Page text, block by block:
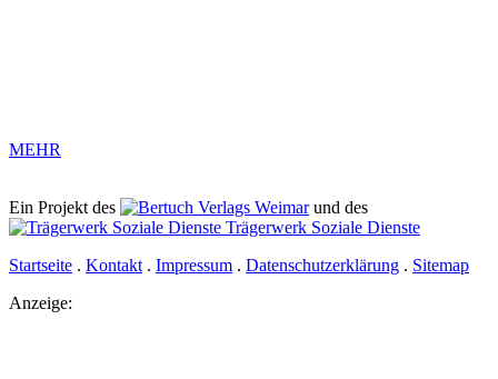
MEHR
Ein Projekt des Verlags Weimarund des
Trägerwerk Soziale Dienste
Startseite . Kontakt . Impressum . Datenschutz­erklärung . Sitemap
Anzeige: